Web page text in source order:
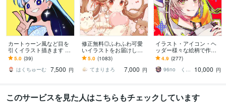
カートゥーン風など目を
引くイラスト描きます SN
Sアイコンや記念イラス
ト、立ち絵、キャラデザ
におすすめ！
5.0 (39)
はくちゅーむ 7,500 円
修正無料◎ふわふわ可愛
いイラストをお届けしま
す X、YouTube、グッズな
ど様々な用途で使用可能
です◎
5.0 (1083)
てまりまろ
7,000 円
イラスト・アイコン・ヘ
ッダー様々な絵柄で作成
します 商用可！似顔絵・
ブログ・インスタ・動画
配信サムネ等用途様々！
4.9 (277)
96no くろの
10,000 円
このサービスを見た人はこちらもチェックしています